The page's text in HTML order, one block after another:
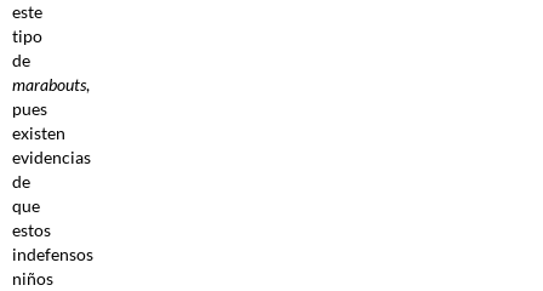
este
tipo
de
marabouts,
pues
existen
evidencias
de
que
estos
indefensos
niños